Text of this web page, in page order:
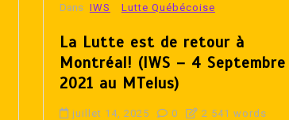
Dans IWS Lutte Québécoise
La Lutte est de retour à
Montréal! (IWS – 4 Septembre
2021 au MTelus)
juillet 14, 2025 0 2 541 words